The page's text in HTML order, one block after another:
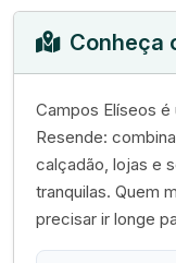
Conheça
Campos Elíseos
Resende:
calçadão, lojas e
tranquilas. Quem
precisar ir longe